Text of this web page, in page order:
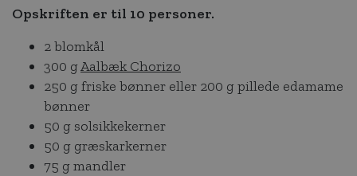
Opskriften er til 10 personer.
2 blomkål
300 gAalbæk Chorizo
250 g friske bønner eller 200 g pillede edamame
bønner
50 g solsikkekerner
50 g græskarkerner
75 g mandler